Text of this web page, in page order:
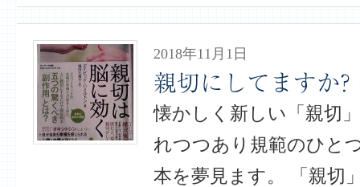
2018年11月1日
親切にしてますか?
懐かしく新しい「親切
れつつあり規範のひと
本を夢見ます。 「親切